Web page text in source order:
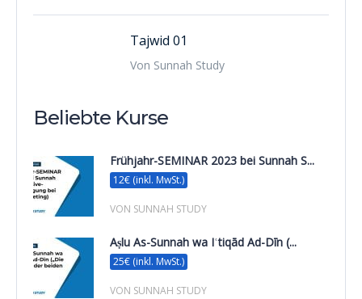
Tajwid 01
Von Sunnah Study
Beliebte Kurse
Frühjahr-SEMINAR 2023 bei Sunnah S...
12€ (inkl. MwSt.)
VON SUNNAH STUDY
Aṣlu As-Sunnah wa Iʿtiqād Ad-Dīn (...
25€ (inkl. MwSt.)
VON SUNNAH STUDY